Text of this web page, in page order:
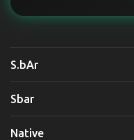
S.bAr
Sbar
Native